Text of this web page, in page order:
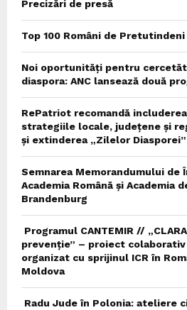
Precizări de presă
Top 100 Români de Pretutindeni
Noi oportunități pentru
diaspora: ANC lansează două
RePatriot recomandă
strategiile locale, județene și
și extinderea „Zilelor
Semnarea Memorandumului de
Academia Română și Academia
Brandenburg
Programul CANTEMIR //
prevenție” – proiect
organizat cu sprijinul ICR în
Moldova
Radu Jude în Polonia: ateliere